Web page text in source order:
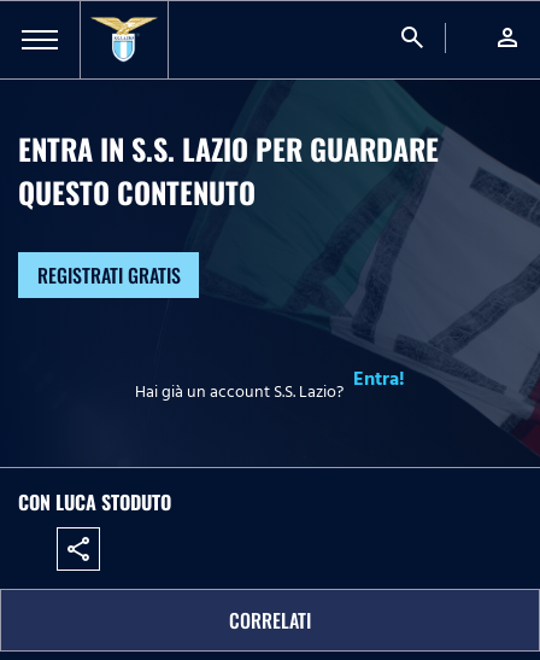
search person
ENTRA IN S.S. LAZIO PER GUARDARE
QUESTO CONTENUTO
REGISTRATI GRATIS
Hai già un account S.S. Lazio? Entra!
CON LUCA STODUTO
share
CORRELATI